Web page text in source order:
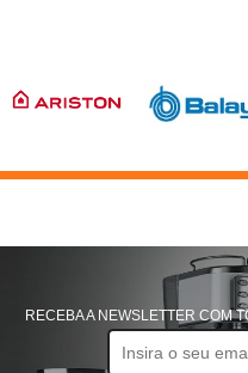
RECEBA A NEWSLETTER COM